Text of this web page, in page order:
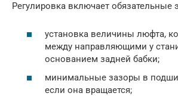
Регулировка включает обязательные
установка величины люфта,
между направляющими у
основанием задней бабки;
минимальные зазоры в
если она вращается;